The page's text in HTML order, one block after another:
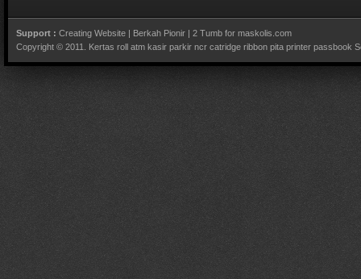
Support : Creating Website Berkah Pionir
2 Tumb for maskolis.com
Copyright © 2011. Kertas roll atm kasir parkir ncr catridge ribbon pita printer passbook